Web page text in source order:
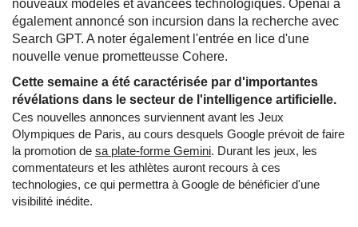
nouveaux modèles et avancées technologiques. Openai a
également annoncé son incursion dans la recherche avec
Search GPT. A noter également l'entrée en lice d'une
nouvelle venue prometteusse Cohere.
Cette semaine a été caractérisée par d'importantes
révélations dans le secteur de l'intelligence artificielle.
Ces nouvelles annonces surviennent avant les Jeux
Olympiques de Paris, au cours desquels Google prévoit de faire
la promotion de sa plate-forme Gemini. Durant les jeux, les
commentateurs et les athlètes auront recours à ces
technologies, ce qui permettra à Google de bénéficier d'une
visibilité inédite.